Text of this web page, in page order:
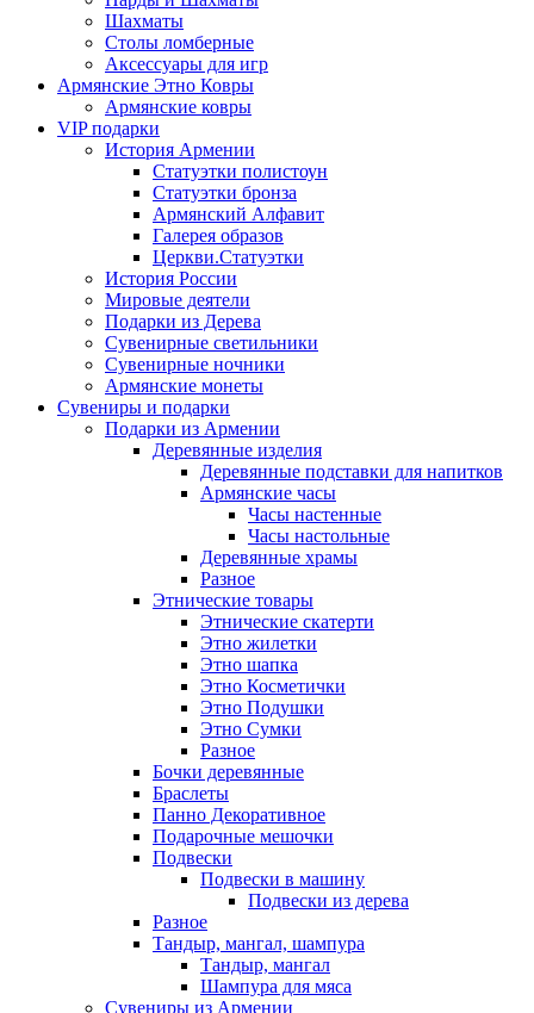
Шахматы
Столы ломберные
Аксессуары для игр
Армянские Этно Ковры
Армянские ковры
VIP подарки
История Армении
Статуэтки полистоун
Статуэтки бронза
Армянский Алфавит
Галерея образов
Церкви.Статуэтки
История России
Мировые деятели
Подарки из Дерева
Сувенирные светильники
Сувенирные ночники
Армянские монеты
Сувениры и подарки
Подарки из Армении
Деревянные изделия
Деревянные подставки для напитков
Армянские часы
Часы настенные
Часы настольные
Деревянные храмы
Разное
Этнические товары
Этнические скатерти
Этно жилетки
Этно шапка
Этно Косметички
Этно Подушки
Этно Сумки
Разное
Бочки деревянные
Браслеты
Панно Декоративное
Подарочные мешочки
Подвески
Подвески в машину
Подвески из дерева
Разное
Тандыр, мангал, шампура
Тандыр, мангал
Шампура для мяса
Сувениры из Армении